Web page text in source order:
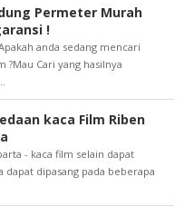
Permeter Murah
!
anda sedang mencari
?Mau Cari yang hasilnya
kaca Film Riben
- kaca film selain dapat
dapat dipasang pada beberapa